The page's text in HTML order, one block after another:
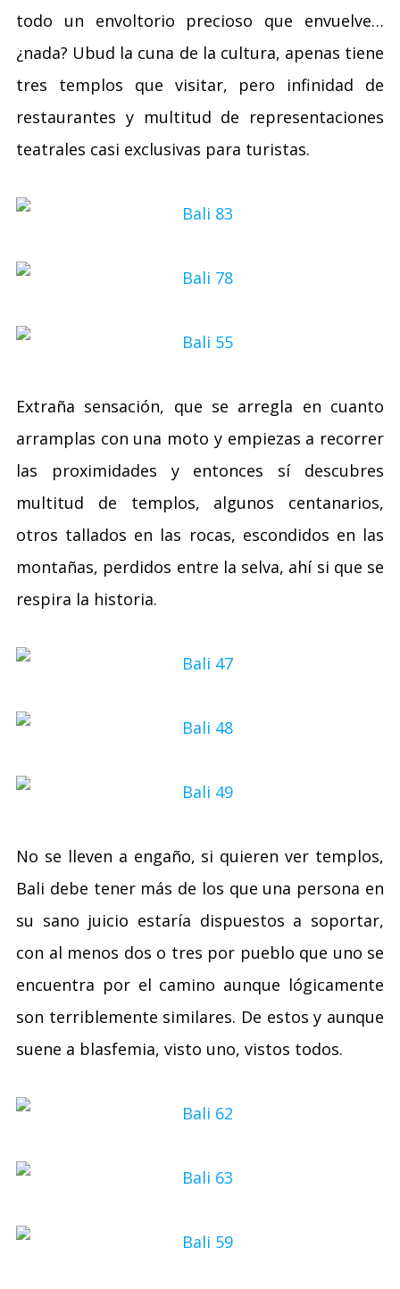
todo un envoltorio precioso que envuelve…
¿nada? Ubud la cuna de la cultura, apenas tiene
tres templos que visitar, pero infinidad de
restaurantes y multitud de representaciones
teatrales casi exclusivas para turistas.
Extraña sensación, que se arregla en cuanto
arramplas con una moto y empiezas a recorrer
las proximidades y entonces sí descubres
multitud de templos, algunos centanarios,
otros tallados en las rocas, escondidos en las
montañas, perdidos entre la selva, ahí si que se
respira la historia.
No se lleven a engaño, si quieren ver templos,
Bali debe tener más de los que una persona en
su sano juicio estaría dispuestos a soportar,
con al menos dos o tres por pueblo que uno se
encuentra por el camino aunque lógicamente
son terriblemente similares. De estos y aunque
suene a blasfemia, visto uno, vistos todos.